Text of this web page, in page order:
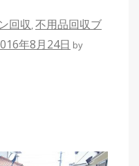
回収,不用品回収ブ
年8月24日 by